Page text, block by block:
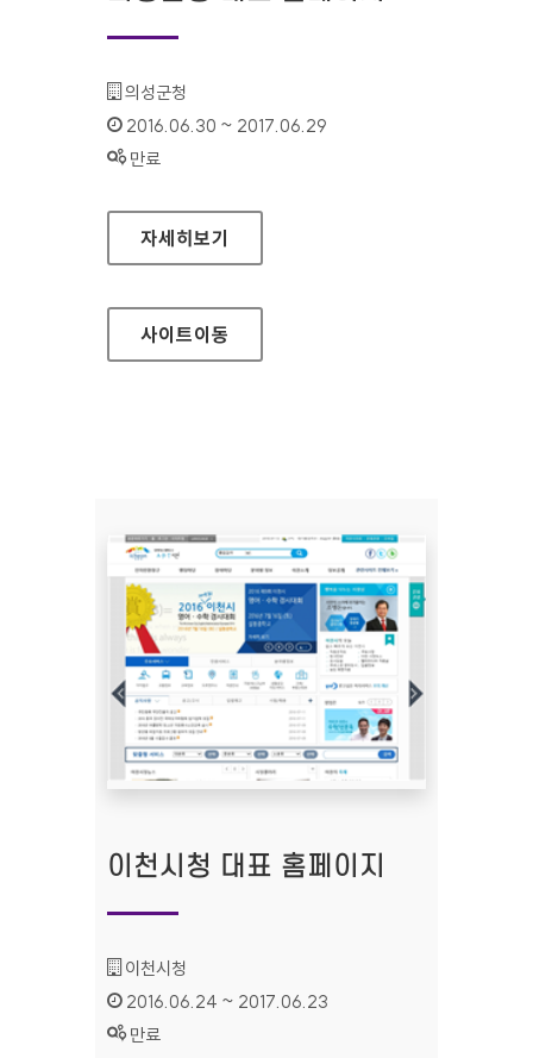
기관명 :
의성군청
인증기간 :
2016.06.30 ~ 2017.06.29
상태 :
만료
의성군청 대표 홈페이지
자세히보기
사이트이동
이천시청 대표 홈페이지
기관명 :
이천시청
인증기간 :
2016.06.24 ~ 2017.06.23
상태 :
만료